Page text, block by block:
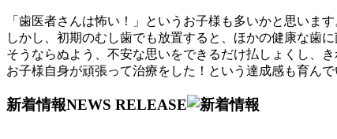
「歯医者さんは怖い！」というお子様も多いかと思います
しかし、初期のむし歯でも放置すると、ほかの健康な歯
そうならぬよう、不安な思いをできるだけ払しょくし、
お子様自身が頑張って治療をした！という達成感も育んで
新着情報NEWS RELEASE